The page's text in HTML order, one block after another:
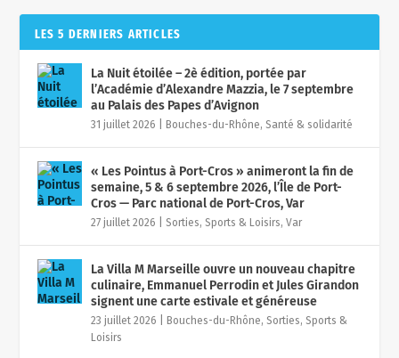
LES 5 DERNIERS ARTICLES
La Nuit étoilée – 2è édition, portée par
l’Académie d’Alexandre Mazzia, le 7 septembre
au Palais des Papes d’Avignon
31 juillet 2026 Bouches-du-Rhône,Santé & solidarité
« Les Pointus à Port-Cros » animeront la fin de
semaine, 5 & 6 septembre 2026, l’Île de Port-
Cros — Parc national de Port-Cros, Var
27 juillet 2026 |Sorties, Sports & Loisirs,Var
La Villa M Marseille ouvre un nouveau chapitre
culinaire, Emmanuel Perrodin et Jules Girandon
signent une carte estivale et généreuse
23 juillet 2026 Bouches-du-Rhône,Sorties, Sports &
Loisirs